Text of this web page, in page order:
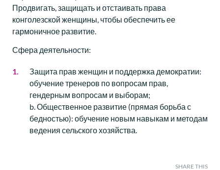
Продвигать, защищать и отстаивать права
конголезской женщины, чтобы обеспечить ее
гармоничное развитие.
Сфера деятельности:
Защита прав женщин и поддержка демократии:
обучение тренеров по вопросам прав,
гендерным вопросам и выборам;
b. Общественное развитие (прямая борьба с
бедностью): обучение новым навыкам и методам
ведения сельского хозяйства.
SHARE THIS